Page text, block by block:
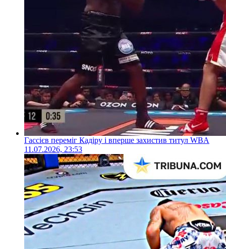
Гассієв переміг Кадіру і вперше захистив титул WBA
11.07.2026, 23:53